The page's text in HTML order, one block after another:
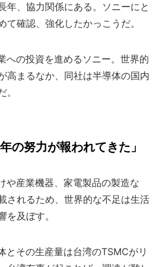
年、協力関係にある。ソニーにと
て確認、強化したかっこうだ。
への投資を進めるソニー。世界的
高まるなか、同社は半導体の国内
の努力が報われてきた」
や産業機器、家電製品の製造な
されるため、世界的な不足は生活
を及ぼす。
その生産量は台湾のTSMCがリ